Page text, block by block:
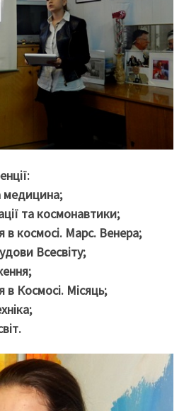
медицина;
та космонавтики;
в космосі. Марс. Венера;
Всесвіту;
в Космосі. Місяць;